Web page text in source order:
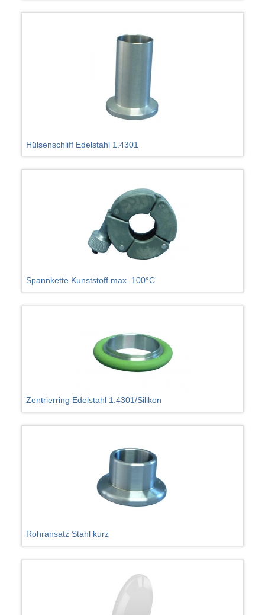
Hülsenschliff Edelstahl 1.4301
Spannkette Kunststoff max. 100°C
Zentrierring Edelstahl 1.4301/Silikon
Rohransatz Stahl kurz